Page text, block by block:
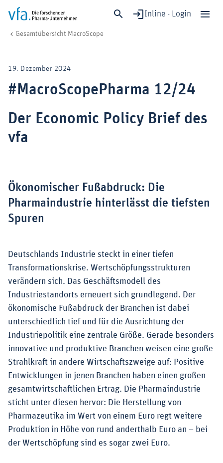
Inline - Login
Forschung & Entwicklung
Gesundheit & Versorgung
Wirtschaft & Standort
Verband & Mitglieder
Medien
Gesamtübersicht MacroScope
19. Dezember 2024
#MacroScopePharma 12/24
Der Economic Policy Brief des
vfa
Ökonomischer Fußabdruck: Die
Pharmaindustrie hinterlässt die tiefsten
Spuren
Deutschlands Industrie steckt in einer tiefen
Transformationskrise. Wertschöpfungsstrukturen
verändern sich. Das Geschäftsmodell des
Industriestandorts erneuert sich grundlegend. Der
ökonomische Fußabdruck der Branchen ist dabei
unterschiedlich tief und für die Ausrichtung der
Industriepolitik eine zentrale Größe. Gerade besonders
innovative und produktive Branchen weisen eine große
Strahlkraft in andere Wirtschaftszweige auf: Positive
Entwicklungen in jenen Branchen haben einen großen
gesamtwirtschaftlichen Ertrag. Die Pharmaindustrie
sticht unter diesen hervor: Die Herstellung von
Pharmazeutika im Wert von einem Euro regt weitere
Produktion in Höhe von rund anderthalb Euro an – bei
der Wertschöpfung sind es sogar zwei Euro.